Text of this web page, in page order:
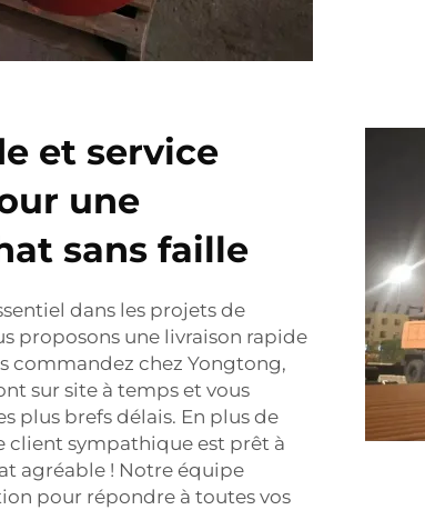
et service
une
sans faille
dans les projets de
proposons une livraison rapide
commandez chez Yongtong,
sur site à temps et vous
plus brefs délais. En plus de
client sympathique est prêt à
agréable ! Notre équipe
pour répondre à toutes vos